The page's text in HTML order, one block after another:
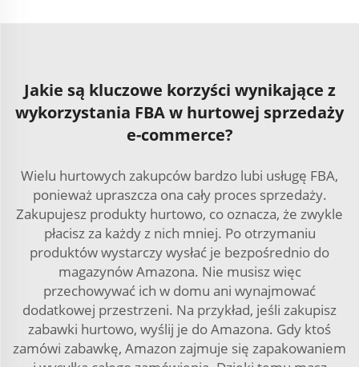
Jakie są kluczowe korzyści wynikające z
wykorzystania FBA w hurtowej sprzedaży
e-commerce?
Wielu hurtowych zakupców bardzo lubi usługę FBA,
ponieważ upraszcza ona cały proces sprzedaży.
Zakupujesz produkty hurtowo, co oznacza, że zwykle
płacisz za każdy z nich mniej. Po otrzymaniu
produktów wystarczy wysłać je bezpośrednio do
magazynów Amazona. Nie musisz więc
przechowywać ich w domu ani wynajmować
dodatkowej przestrzeni. Na przykład, jeśli zakupisz
zabawki hurtowo, wyślij je do Amazona. Gdy ktoś
zamówi zabawkę, Amazon zajmuje się zapakowaniem